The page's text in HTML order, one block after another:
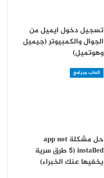
تسجيل دخول ايميل من
الجوال والكمبيوتر (جيميل
وهوتميل)
العاب وبرامج
حل مشكلة app not
installed (5 طرق سرية
يخفيها عنك الخبراء)